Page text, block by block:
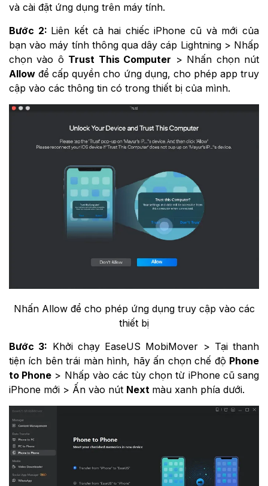
và cài đặt ứng dụng trên máy tính.
Bước 2: Liên kết cả hai chiếc iPhone cũ và mới của
bạn vào máy tính thông qua dây cáp Lightning > Nhấp
chọn vào ô Trust This Computer > Nhấn chọn nút
Allow để cấp quyền cho ứng dụng, cho phép app truy
cập vào các thông tin có trong thiết bị của mình.
Nhấn Allow để cho phép ứng dụng truy cập vào các
thiết bị
Bước 3: Khởi chạy EaseUS MobiMover > Tại thanh
tiện ích bên trái màn hình, hãy ấn chọn chế độ Phone
to Phone > Nhấp vào các tùy chọn từ iPhone cũ sang
iPhone mới > Ấn vào nút Next màu xanh phía dưới.